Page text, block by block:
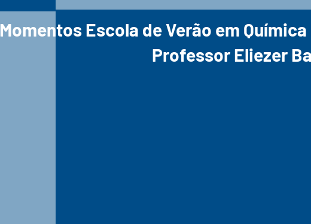
Momentos Escola de Verão em
Professor Eliezer